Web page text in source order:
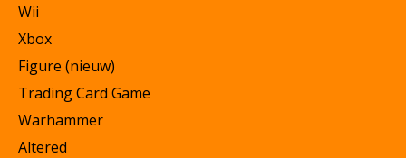
Wii
Xbox
Figure (nieuw)
Trading Card Game
Warhammer
Altered